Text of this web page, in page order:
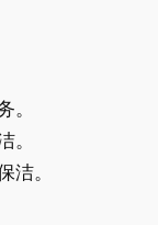
。
。
洁。